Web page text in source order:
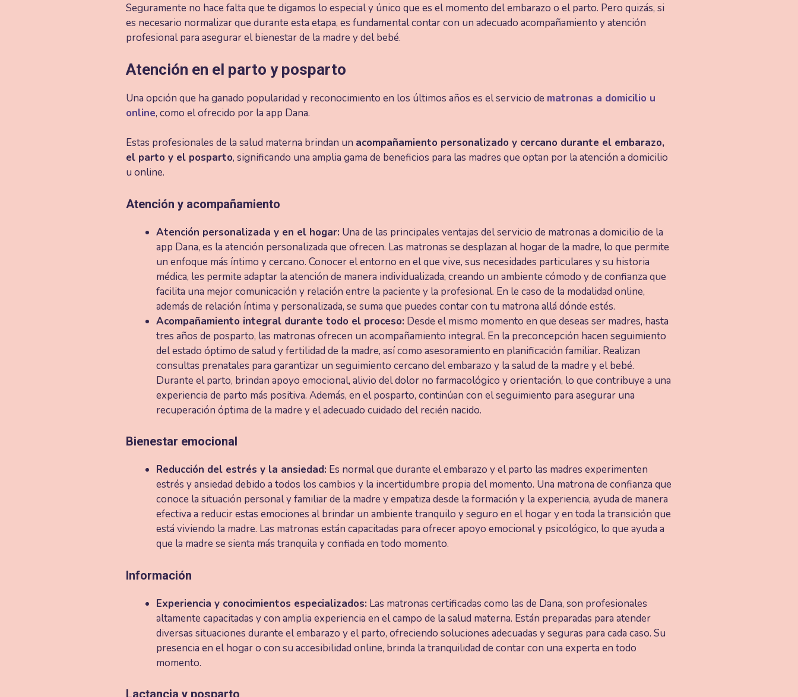
Seguramente no hace falta que te digamos lo especial y único que es el momento del embarazo o el parto. Pero quizás, si
es necesario normalizar que durante esta etapa, es fundamental contar con un adecuado acompañamiento y atención
profesional para asegurar el bienestar de la madre y del bebé.
Atención en el parto y posparto
Una opción que ha ganado popularidad y reconocimiento en los últimos años es el servicio de matronas a domicilio u
online, como el ofrecido por la app Dana.
Estas profesionales de la salud materna brindan un acompañamiento personalizado y cercano durante el embarazo,
el parto y el posparto, significando una amplia gama de beneficios para las madres que optan por la atención a domicilio
u online.
Atención y acompañamiento
Atención personalizada y en el hogar: Una de las principales ventajas del servicio de matronas a domicilio de la
app Dana, es la atención personalizada que ofrecen. Las matronas se desplazan al hogar de la madre, lo que permite
un enfoque más íntimo y cercano. Conocer el entorno en el que vive, sus necesidades particulares y su historia
médica, les permite adaptar la atención de manera individualizada, creando un ambiente cómodo y de confianza que
facilita una mejor comunicación y relación entre la paciente y la profesional. En le caso de la modalidad online,
además de relación íntima y personalizada, se suma que puedes contar con tu matrona allá dónde estés.
Acompañamiento integral durante todo el proceso: Desde el mismo momento en que deseas ser madres, hasta
tres años de posparto, las matronas ofrecen un acompañamiento integral. En la preconcepción hacen seguimiento
del estado óptimo de salud y fertilidad de la madre, así como asesoramiento en planificación familiar. Realizan
consultas prenatales para garantizar un seguimiento cercano del embarazo y la salud de la madre y el bebé.
Durante el parto, brindan apoyo emocional, alivio del dolor no farmacológico y orientación, lo que contribuye a una
experiencia de parto más positiva. Además, en el posparto, continúan con el seguimiento para asegurar una
recuperación óptima de la madre y el adecuado cuidado del recién nacido.
Bienestar emocional
Reducción del estrés y la ansiedad: Es normal que durante el embarazo y el parto las madres experimenten
estrés y ansiedad debido a todos los cambios y la incertidumbre propia del momento. Una matrona de confianza que
conoce la situación personal y familiar de la madre y empatiza desde la formación y la experiencia, ayuda de manera
efectiva a reducir estas emociones al brindar un ambiente tranquilo y seguro en el hogar y en toda la transición que
está viviendo la madre. Las matronas están capacitadas para ofrecer apoyo emocional y psicológico, lo que ayuda a
que la madre se sienta más tranquila y confiada en todo momento.
Información
Experiencia y conocimientos especializados: Las matronas certificadas como las de Dana, son profesionales
altamente capacitadas y con amplia experiencia en el campo de la salud materna. Están preparadas para atender
diversas situaciones durante el embarazo y el parto, ofreciendo soluciones adecuadas y seguras para cada caso. Su
presencia en el hogar o con su accesibilidad online, brinda la tranquilidad de contar con una experta en todo
momento.